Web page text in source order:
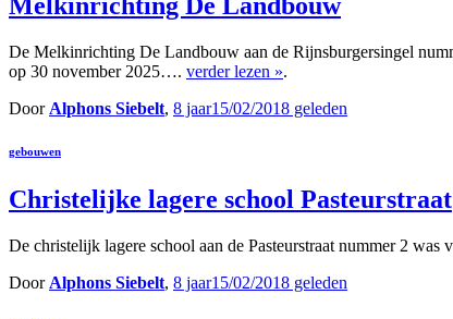
De Melkinrichting De Landbouw aan de Rijnsburgersingel
op 30 november 2025…. verder lezen ».
Door Alphons Siebelt, 8 jaar15/02/2018 geleden
gebouwen
Christelijke lagere school Pasteurstraat
De christelijk lagere school aan de Pasteurstraat nummer 2
Door Alphons Siebelt, 8 jaar15/02/2018 geleden